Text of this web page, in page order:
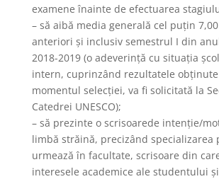
examene înainte de efectuarea
– să aibă media generală cel puțin
anteriori și inclusiv semestrul I din
2018-2019 (o adeverință cu situația
intern, cuprinzând rezultatele
momentul selecției, va fi solicitată la
Catedrei UNESCO);
– să prezinte o scrisoarede intenție/
limbă străină, precizând specializarea
urmează în facultate, scrisoare din
interesele academice ale studentului